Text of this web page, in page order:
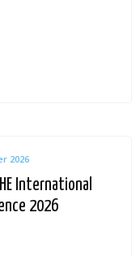
2026
International
2026